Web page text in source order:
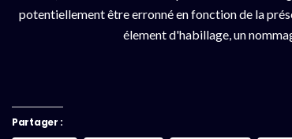
potentiellement être erronné en fonction de la
élement d'habillage, un
Partager :